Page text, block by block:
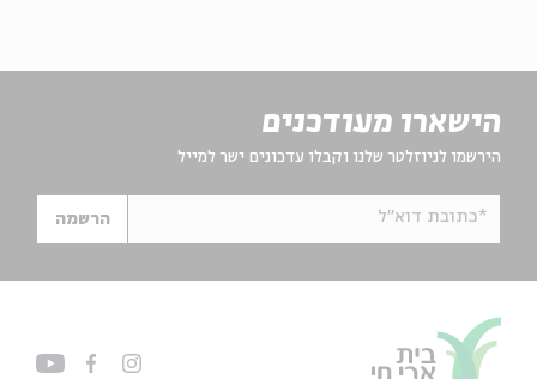
הישארו מעודכנים
הירשמו לניוזלטר שלנו וקבלו עדכונים ישר למייל
*כתובת דוא"ל הרשמה